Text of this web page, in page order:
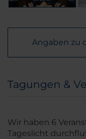
Angaben zu
Tagungen &
Wir haben 6
Tageslicht